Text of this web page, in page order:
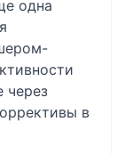
одна
через
в